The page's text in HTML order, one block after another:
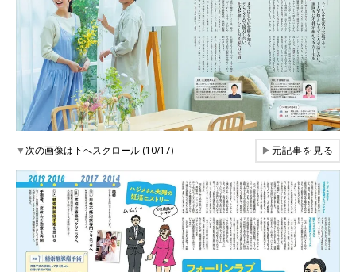
▼次の画像は下へスクロール (10/17) ▶元記事を見る